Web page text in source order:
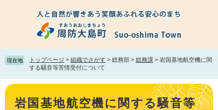
頭
で
飛
ば
て
現在地 トップページ > 組織でさがす > 総務部 > 総務課 > 岩国基地航空機に関
する騒音等苦情受付について
本
岩国基地航空機に関する騒音等